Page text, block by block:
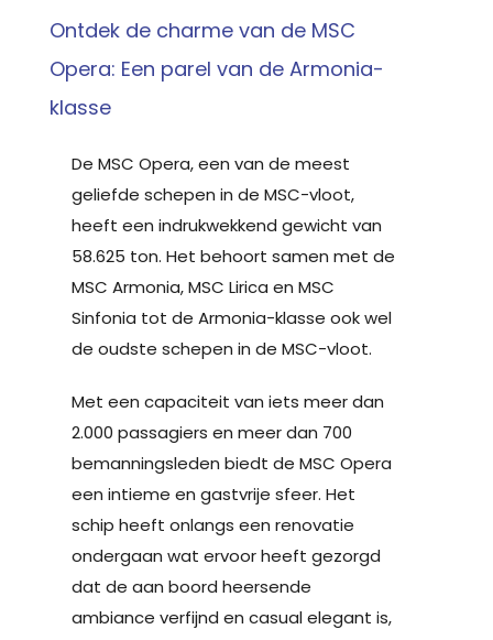
Ontdek de charme van de MSC
Opera: Een parel van de Armonia-
klasse
De MSC Opera, een van de meest
geliefde schepen in de MSC-vloot,
heeft een indrukwekkend gewicht van
58.625 ton. Het behoort samen met de
MSC Armonia, MSC Lirica en MSC
Sinfonia tot de Armonia-klasse ook wel
de oudste schepen in de MSC-vloot.
Met een capaciteit van iets meer dan
2.000 passagiers en meer dan 700
bemanningsleden biedt de MSC Opera
een intieme en gastvrije sfeer. Het
schip heeft onlangs een renovatie
ondergaan wat ervoor heeft gezorgd
dat de aan boord heersende
ambiance verfijnd en casual elegant is,